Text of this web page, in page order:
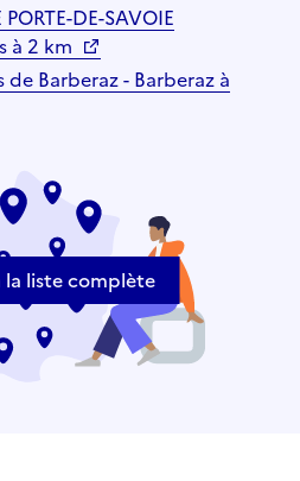
DE-SAVOIE
à 2 km
de Barberaz - Barberaz à
la liste complète